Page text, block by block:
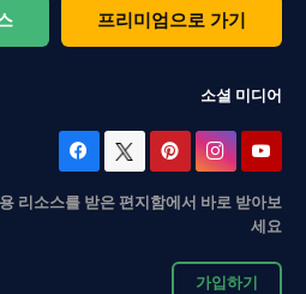
프리미엄으로 가기
소셜 미디어
리소스를 받은 편지함에서 바로 받아보
세요
가입하기